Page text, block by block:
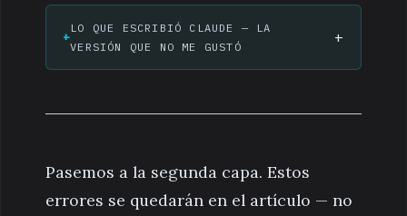
LO QUE ESCRIBIÓ CLAUDE — LA
VERSIÓN QUE NO ME GUSTÓ
+
Pasemos a la segunda capa. Estos
errores se quedarán en el artículo — no